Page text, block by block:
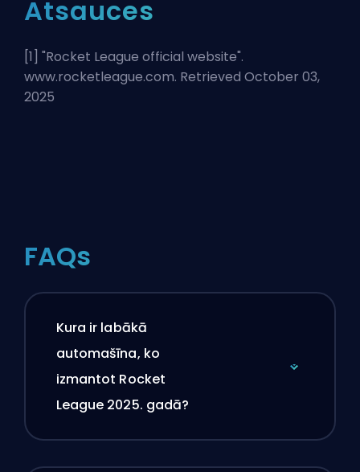
Atsauces
[1] "Rocket League official website".
www.rocketleague.com. Retrieved October 03,
2025
FAQs
Kura ir labākā
automašīna, ko
izmantot Rocket
League 2025. gadā?